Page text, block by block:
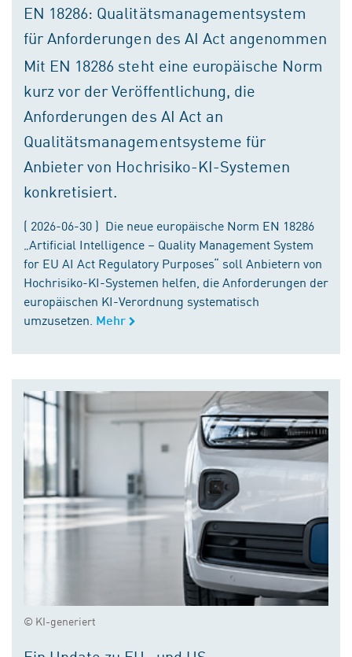
EN 18286: Qualitätsmanagementsystem
für Anforderungen des AI Act angenommen
Mit EN 18286 steht eine europäische Norm
kurz vor der Veröffentlichung, die
Anforderungen des AI Act an
Qualitätsmanagementsysteme für
Anbieter von Hochrisiko-KI-Systemen
konkretisiert.
( 2026-06-30 ) Die neue europäische Norm EN 18286
„Artificial Intelligence – Quality Management System
for EU AI Act Regulatory Purposes“ soll Anbietern von
Hochrisiko-KI-Systemen helfen, die Anforderungen der
europäischen KI-Verordnung systematisch
umzusetzen. Mehr
© KI-generiert